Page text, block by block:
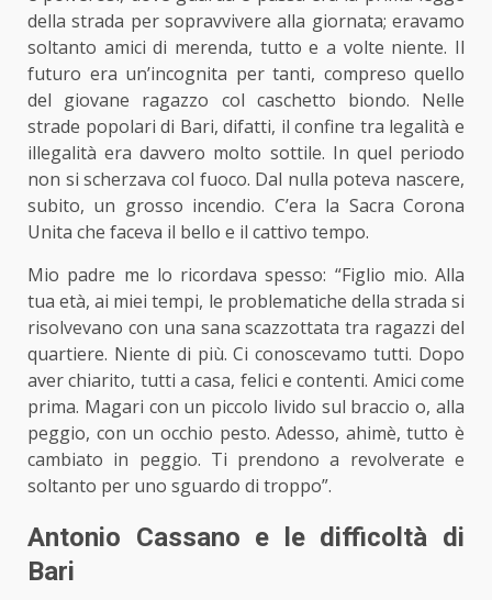
della strada per sopravvivere alla giornata; eravamo
soltanto amici di merenda, tutto e a volte niente. Il
futuro era un’incognita per tanti, compreso quello
del giovane ragazzo col caschetto biondo. Nelle
strade popolari di Bari, difatti, il confine tra legalità e
illegalità era davvero molto sottile. In quel periodo
non si scherzava col fuoco. Dal nulla poteva nascere,
subito, un grosso incendio. C’era la Sacra Corona
Unita che faceva il bello e il cattivo tempo.
Mio padre me lo ricordava spesso: “Figlio mio. Alla
tua età, ai miei tempi, le problematiche della strada si
risolvevano con una sana scazzottata tra ragazzi del
quartiere. Niente di più. Ci conoscevamo tutti. Dopo
aver chiarito, tutti a casa, felici e contenti. Amici come
prima. Magari con un piccolo livido sul braccio o, alla
peggio, con un occhio pesto. Adesso, ahimè, tutto è
cambiato in peggio. Ti prendono a revolverate e
soltanto per uno sguardo di troppo”.
Antonio Cassano e le difficoltà di
Bari